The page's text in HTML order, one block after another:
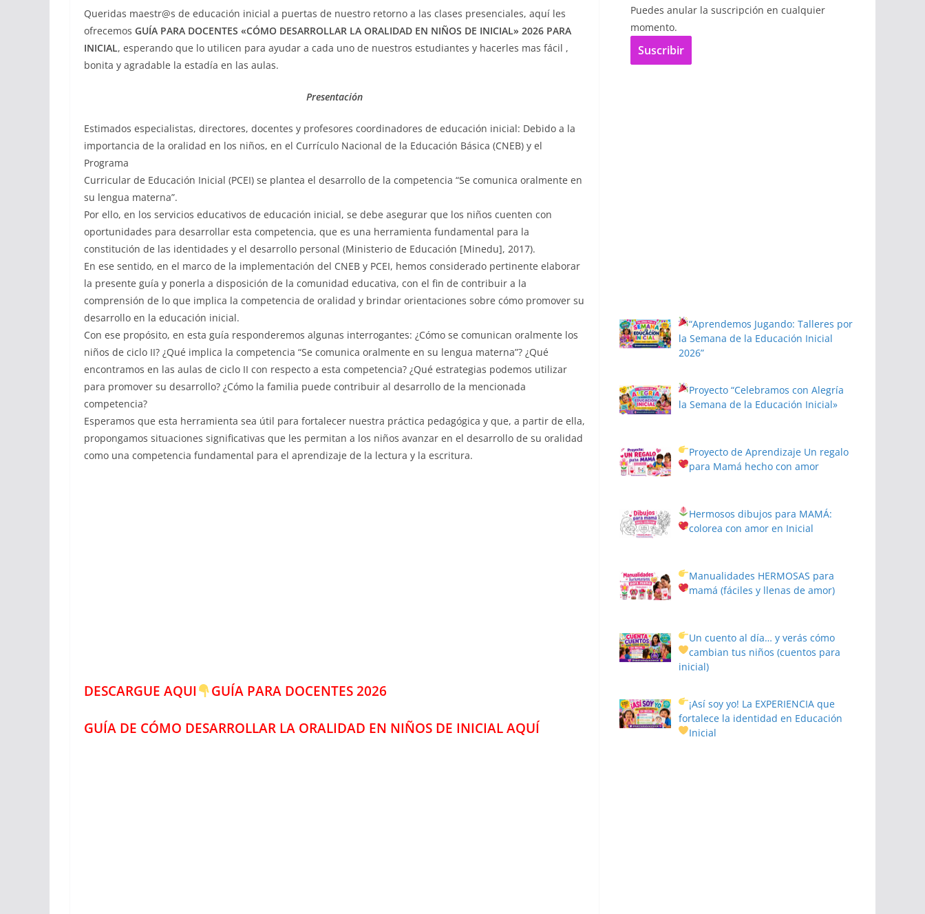
Queridas maestr@s de educación inicial a puertas de nuestro retorno a las clases presenciales, aquí les
ofrecemos GUÍA PARA DOCENTES «CÓMO DESARROLLAR LA ORALIDAD EN NIÑOS DE INICIAL» 2026 PARA
INICIAL, esperando que lo utilicen para ayudar a cada uno de nuestros estudiantes y hacerles mas fácil ,
bonita y agradable la estadía en las aulas.
Presentación
Estimados especialistas, directores, docentes y profesores coordinadores de educación inicial: Debido a la
importancia de la oralidad en los niños, en el Currículo Nacional de la Educación Básica (CNEB) y el
Programa
Curricular de Educación Inicial (PCEI) se plantea el desarrollo de la competencia “Se comunica oralmente en
su lengua materna”.
Por ello, en los servicios educativos de educación inicial, se debe asegurar que los niños cuenten con
oportunidades para desarrollar esta competencia, que es una herramienta fundamental para la
constitución de las identidades y el desarrollo personal (Ministerio de Educación [Minedu], 2017).
En ese sentido, en el marco de la implementación del CNEB y PCEI, hemos considerado pertinente elaborar
la presente guía y ponerla a disposición de la comunidad educativa, con el fin de contribuir a la
comprensión de lo que implica la competencia de oralidad y brindar orientaciones sobre cómo promover su
desarrollo en la educación inicial.
Con ese propósito, en esta guía responderemos algunas interrogantes: ¿Cómo se comunican oralmente los
niños de ciclo II? ¿Qué implica la competencia “Se comunica oralmente en su lengua materna”? ¿Qué
encontramos en las aulas de ciclo II con respecto a esta competencia? ¿Qué estrategias podemos utilizar
para promover su desarrollo? ¿Cómo la familia puede contribuir al desarrollo de la mencionada
competencia?
Esperamos que esta herramienta sea útil para fortalecer nuestra práctica pedagógica y que, a partir de ella,
propongamos situaciones significativas que les permitan a los niños avanzar en el desarrollo de su oralidad
como una competencia fundamental para el aprendizaje de la lectura y la escritura.
DESCARGUE AQUI GUÍA PARA DOCENTES 2026
GUÍA DE CÓMO DESARROLLAR LA ORALIDAD EN NIÑOS DE INICIAL AQUÍ
Puedes anular la suscripción en cualquier
momento.
Suscribir
“Aprendemos Jugando: Talleres por
la Semana de la Educación Inicial
2026”
Proyecto“Celebramos con Alegría
la Semana de la Educación Inicial»
Proyecto de Aprendizaje Un regalo
para Mamá hecho con amor
Hermosos dibujos para MAMÁ:
colorea con amor en Inicial
Manualidades HERMOSAS para
mamá (fáciles y llenas de amor)
Un cuento al día… y verás cómo
cambian tus niños(cuentos para
inicial)
¡Así soy yo! La EXPERIENCIA que
fortalece la identidad en Educación
Inicial